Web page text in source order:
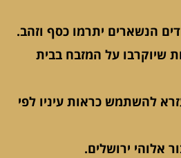
שיוקרבו על המזבח בבית
להשתמש כראות עיניו לפי